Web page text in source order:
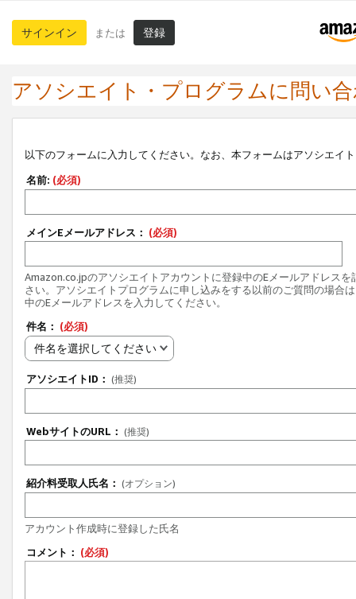
サインイン または 登録
アソシエイト・プログラムに問い
以下のフォームに入力してください。なお、本フォームはアソシエイ
名前: (必須)
メインEメールアドレス： (必須)
Amazon.co.jpのアソシエイトアカウントに登録中のEメールアドレスを
さい。アソシエイトプログラムに申し込みをする以前のご質問の場合
中のEメールアドレスを入力してください。
件名： (必須)
件名を選択してください
アソシエイトID： (推奨)
WebサイトのURL： (推奨)
紹介料受取人氏名： (オプション)
アカウント作成時に登録した氏名
コメント： (必須)